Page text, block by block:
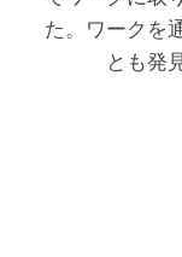
た。ワークを
とも発